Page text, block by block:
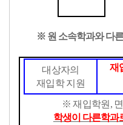
※ 원 소속학과와 다
대상자의
재입학 지원
재
※재입학원 ,
학생이 다른학과